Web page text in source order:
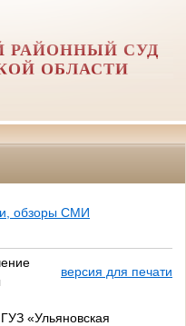
РАЙОННЫЙ СУД
ОБЛАСТИ
обзоры СМИ
версия для печати
«Ульяновская